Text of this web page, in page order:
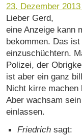
23. Dezember
Lieber Gerd,
eine Anzeige kann
bekommen. Das
einzuschüchtern.
Polizei, der
ist aber ein ganz
Nicht kirre machen
Aber wachsam
einlassen.
Friedrich sagt: